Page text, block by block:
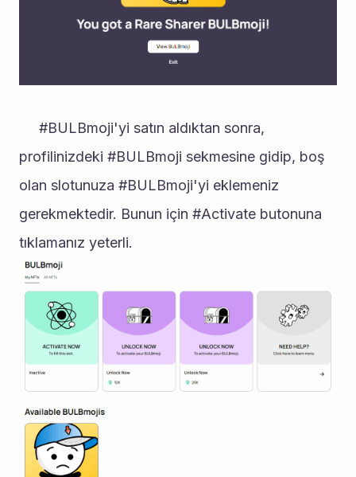
profilinizdeki #BULBmoji sekmesine gidip, boş
olan slotunuza #BULBmoji'yi eklemeniz
gerekmektedir. Bunun için #Activate butonuna
tıklamanız yeterli.